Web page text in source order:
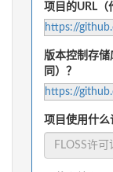
项目的URL（
https://
版本控制存储
同）？
https://
项目使用什么